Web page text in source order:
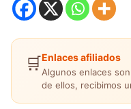
🛒Enlaces afiliados
Algunos enlaces
de ellos, recibimos